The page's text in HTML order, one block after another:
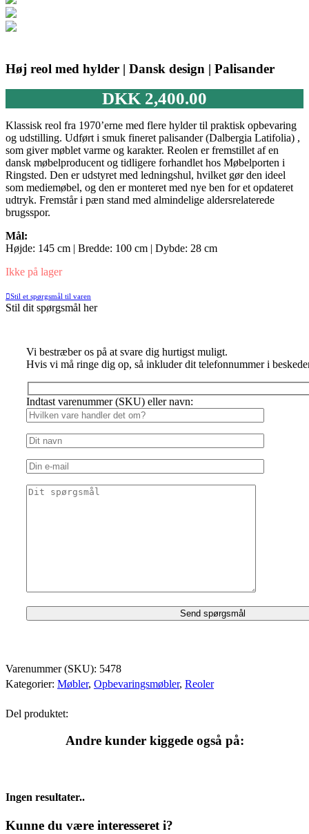
Høj reol med hylder | Dansk design | Palisander
DKK2,400.00
Klassisk reol fra 1970’erne med flere hylder til praktisk opbevaring
og udstilling. Udført i smuk fineret palisander (Dalbergia Latifolia) ,
som giver møblet varme og karakter. Reolen er fremstillet af en
dansk møbelproducent og tidligere forhandlet hos Møbelporten i
Ringsted. Den er udstyret med ledningshul, hvilket gør den ideel
som mediemøbel, og den er monteret med nye ben for et opdateret
udtryk. Fremstår i pæn stand med almindelige aldersrelaterede
brugsspor.
Mål:
Højde: 145 cm | Bredde: 100 cm | Dybde: 28 cm
Ikke på lager
Stil et spørgsmål til varen
Stil dit spørgsmål her
Vi bestræber os på at svare dig hurtigst muligt.
Hvis vi må ringe dig op, så inkluder dit telefonnummer i
Indtast varenummer (SKU) eller navn:
Varenummer (SKU): 5478
Kategorier: Møbler, Opbevaringsmøbler, Reoler
Del produktet:
Andre kunder kiggede også på:
Ingen resultater..
Kunne du være interesseret i?